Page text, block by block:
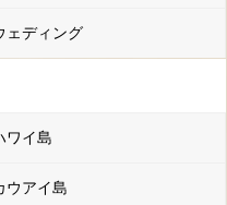
ェディング
ワイ島
ウアイ島